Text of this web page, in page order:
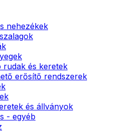
nehezékek
rudak és keretek
erősítő rendszerek
és állványok
- egyéb